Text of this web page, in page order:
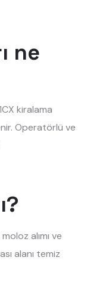
ne
kiralama
Operatörlü ve
alımı ve
alanı temiz